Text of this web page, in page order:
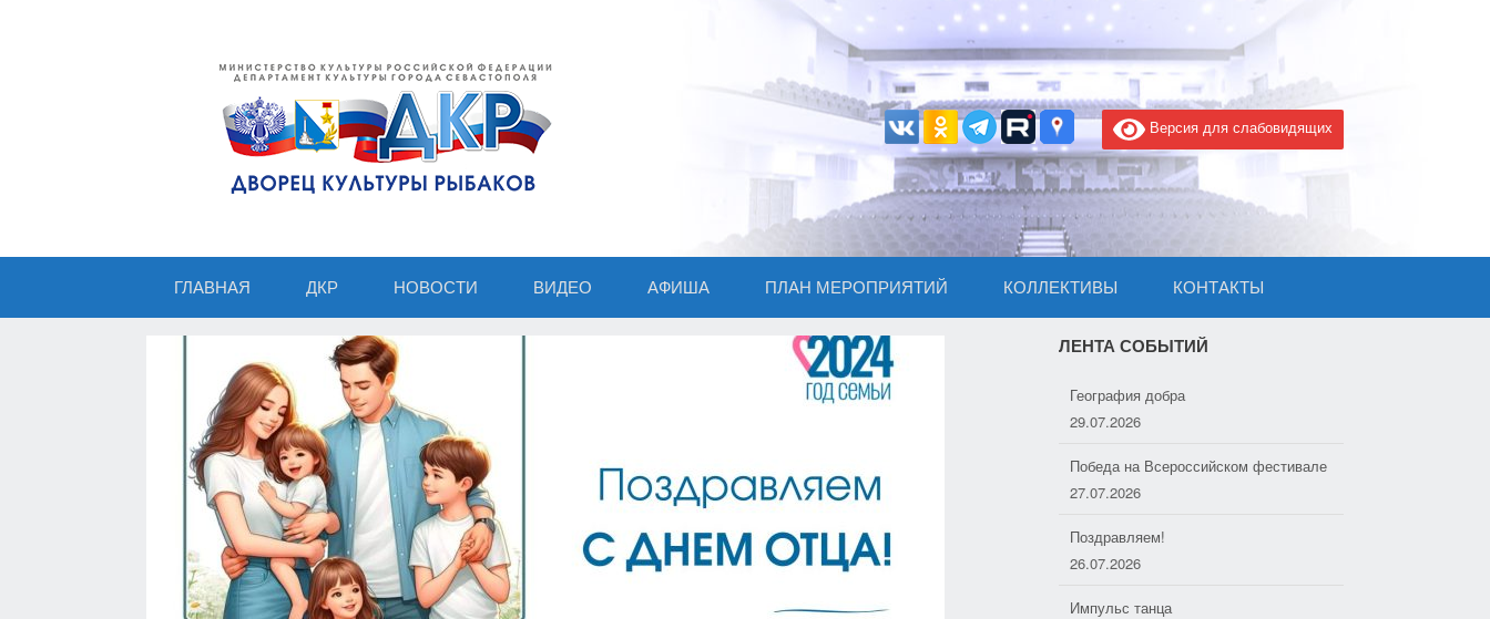
Версия для слабовидящих
ГЛАВНАЯ ДКР НОВОСТИ ВИДЕО АФИША ПЛАН МЕРОПРИЯТИЙ КОЛЛЕКТИВЫ КОНТАКТЫ
ЛЕНТА СОБЫТИЙ
География добра
29.07.2026
Победа на Всероссийском фестивале
27.07.2026
Поздравляем!
26.07.2026
Импульс танца